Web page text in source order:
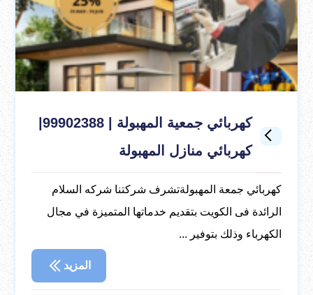
كهربائي منازل المهبولة
كهربائي جمعة المهبولةتشرف شركتنا شركه السلام
الرائدة فى الكويت بتقديم خدماتها المتميزة في مجال
الكهرباء وذلك بتوفير ...
المزيد